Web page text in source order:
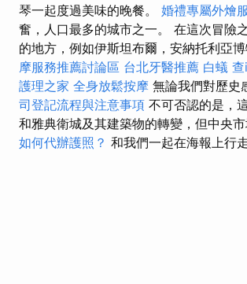
琴一起度過美味的晚餐。 婚禮專屬外燴
奮，人口最多的城市之一。 在這次冒險
的地方，例如伊斯坦布爾，安納托利亞
摩服務推薦討論區 台北牙醫推薦 白蟻
護理之家 全身放鬆按摩 無論我們對歷史
司登記流程與注意事項 不可否認的是，
和雅典衛城及其建築物的轉變，但中央
如何代辦護照？ 和我們一起在海報上行